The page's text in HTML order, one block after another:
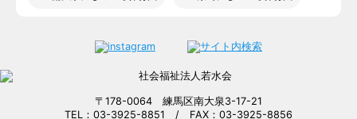
〒178-0064 練馬区南大泉3-17-21
TEL：03-3925-8851 / FAX：03-3925-8856